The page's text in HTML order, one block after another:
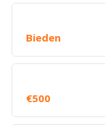
Bieden
€500